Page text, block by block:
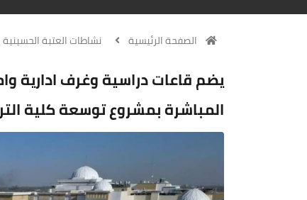
الصفحة الرئيسية نشاطات العتبة
يضم قاعات دراسية وغرف ادارية
المباشرة بمشروع توسعة كلية